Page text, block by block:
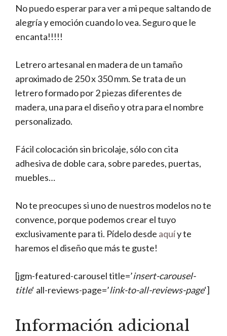
No puedo esperar para ver a mi peque saltando de
alegría y emoción cuando lo vea. Seguro que le
encanta!!!!!
Letrero artesanal en madera de un tamaño
aproximado de 250 x 350 mm. Se trata de un
letrero formado por 2 piezas diferentes de
madera, una para el diseño y otra para el nombre
personalizado.
Fácil colocación sin bricolaje, sólo con cita
adhesiva de doble cara, sobre paredes, puertas,
muebles…
No te preocupes si uno de nuestros modelos no te
convence, porque podemos crear el tuyo
exclusivamente para ti. Pídelo desde aquíy te
haremos el diseño que más te guste!
[jgm-featured-carousel title=’insert-carousel-
title‘ all-reviews-page=’link-to-all-reviews-page‘]
Información adicional